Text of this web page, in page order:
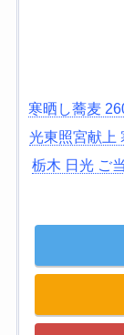
寒晒し蕎麦
光東照宮献上
栃木 日光 ご